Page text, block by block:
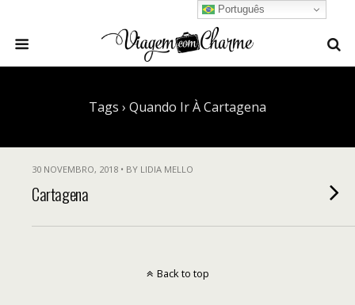
Tags › Quando Ir À Cartagena
30 NOVEMBRO, 2018 • BY LIDIA MELLO
Cartagena
Português
Back to top